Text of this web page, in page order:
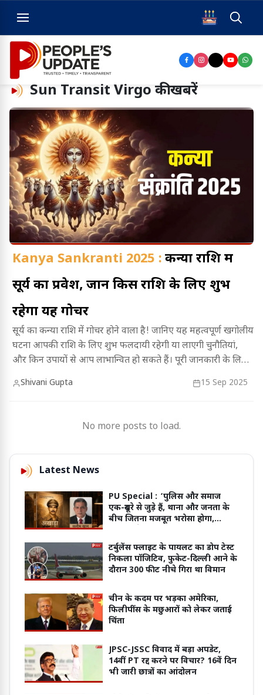
Sun Transit Virgo की खबरें
Kanya Sankranti 2025 : कन्या राशि में
सूर्य का प्रवेश, जानें किस राशि के लिए शुभ
रहेगा यह गोचर
सूर्य का कन्या राशि में गोचर होने वाला है! जानिए यह महत्वपूर्ण खगोलीय
घटना आपकी राशि के लिए शुभ फलदायी रहेगी या लाएगी चुनौतियां,
और किन उपायों से आप लाभान्वित हो सकते हैं। पूरी जानकारी के लिए
Shivani Gupta 15 Sep 2025
No more posts to load.
Latest News
PU Special : ‘पुलिस और समाज
एक-दूसरे से जुड़े हैं, थाना और जनता के
बीच जितना मजबूत भरोसा होगा,
टर्बुलेंस फ्लाइट के पायलट का डोप टेस्ट
निकला पॉजिटिव, फुकेट-दिल्ली आने के
दौरान 300 फीट नीचे गिरा था विमान
चीन के कदम पर भड़का अमेरिका,
फिलीपींस के मछुआरों को लेकर जताई
चिंता
JPSC-JSSC विवाद में बड़ा अपडेट,
14वीं PT रद्द करने पर विचार? 16वें दिन
भी जारी छात्रों का आंदोलन